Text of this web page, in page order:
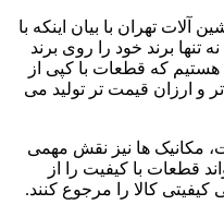
آلات تهران با بیان اینکه با
برند خود را روی برند
که قطعات با کپی از
و ارزان قیمت تر تولید می
مکانیک ها نیز نقش مهمی
قطعات با کیفیت را از
کالا را مرجوع کنند.